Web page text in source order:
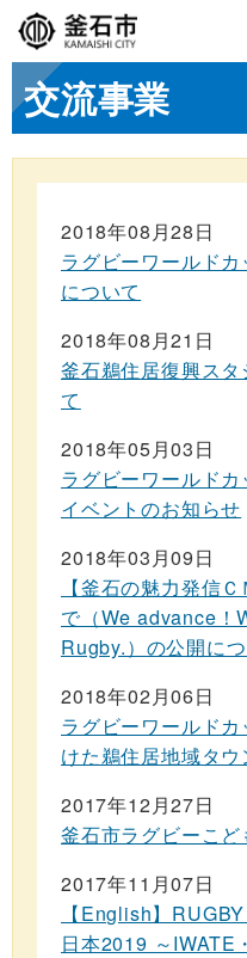
交流事業
2018年08月28日
ラグビーワールド
について
2018年08月21日
釜石鵜住居復興ス
て
2018年05月03日
ラグビーワールド
イベントのお知らせ
2018年03月09日
【釜石の魅力発信
で（We advance
Rugby.）の公開に
2018年02月06日
ラグビーワールド
けた鵜住居地域タ
2017年12月27日
釜石市ラグビーこど
2017年11月07日
【English】
日本2019 ～IWATE